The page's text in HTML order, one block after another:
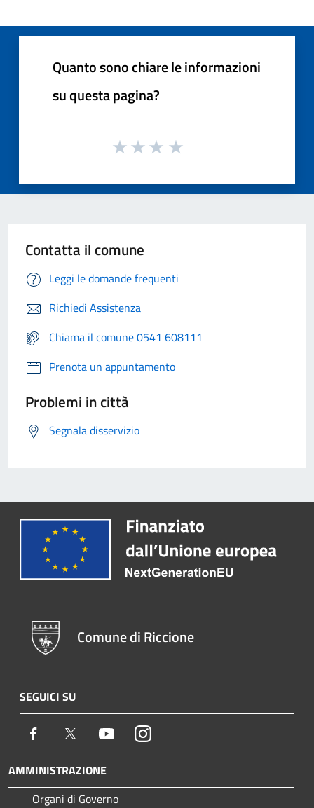
Quanto sono chiare le informazioni
su questa pagina?
Contatta il comune
Leggi le domande frequenti
Richiedi Assistenza
Chiama il comune 0541 608111
Prenota un appuntamento
Problemi in città
Segnala disservizio
Comune di Riccione
SEGUICI SU
Facebook Twitter YoutubeInstagram
AMMINISTRAZIONE
Organi di Governo